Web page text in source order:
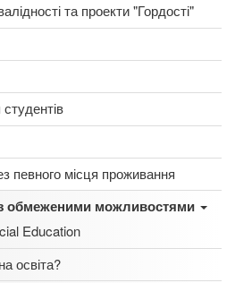
та проекти "Гордості"
певного місця проживання
з обмеженими можливостями
Education
освіта?